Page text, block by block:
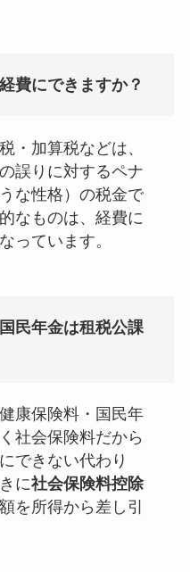
費にできますか？
・加算税などは、
誤りに対するペナ
な性格）の税金で
なものは、経費に
っています。
民年金は租税公課
康保険料・国民年
社会保険料だから
できない代わり
に社会保険料控除
を所得から差し引